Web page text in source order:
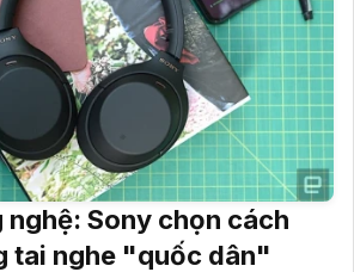
nghệ: Sony chọn cách
tai nghe "quốc dân"